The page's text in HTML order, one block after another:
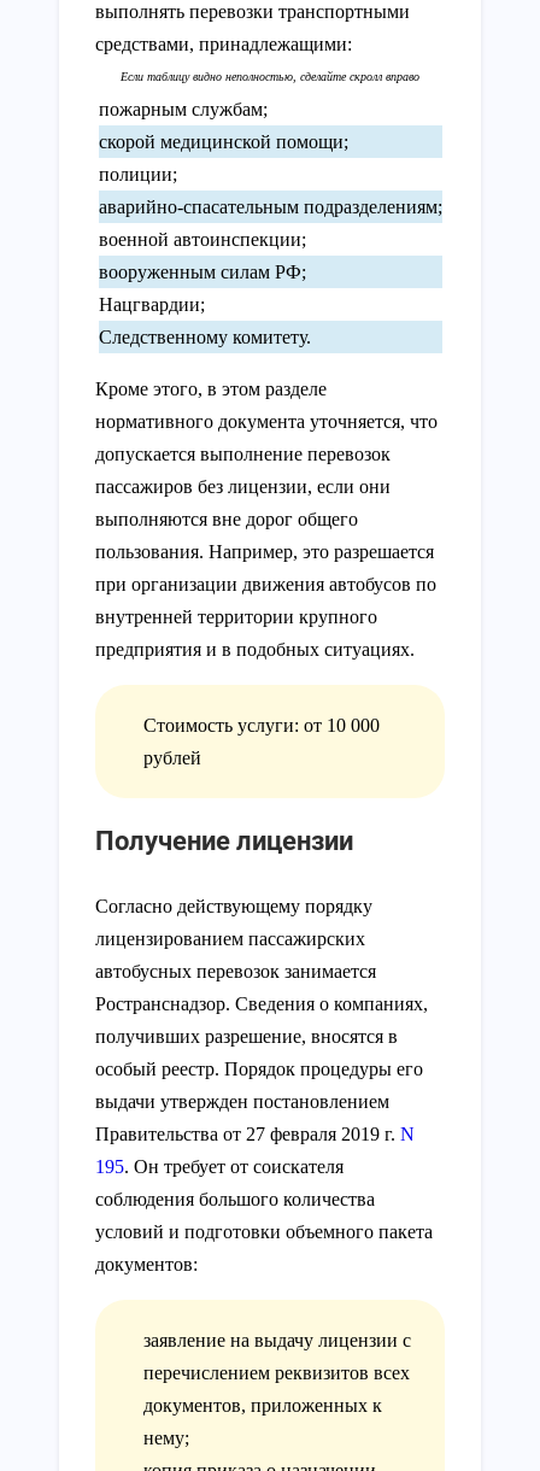
выполнять перевозки транспортными
средствами, принадлежащими:
пожарным службам;
скорой медицинской помощи;
полиции;
аварийно-спасательным подразделениям;
военной автоинспекции;
вооруженным силам РФ;
Нацгвардии;
Следственному комитету.
Кроме этого, в этом разделе
нормативного документа уточняется, что
допускается выполнение перевозок
пассажиров без лицензии, если они
выполняются вне дорог общего
пользования. Например, это разрешается
при организации движения автобусов по
внутренней территории крупного
предприятия и в подобных ситуациях.
Стоимость услуги: от 10 000
рублей
Получение лицензии
Согласно действующему порядку
лицензированием пассажирских
автобусных перевозок занимается
Ространснадзор. Сведения о компаниях,
получивших разрешение, вносятся в
особый реестр. Порядок процедуры его
выдачи утвержден постановлением
Правительства от 27 февраля 2019 г. N
195. Он требует от соискателя
соблюдения большого количества
условий и подготовки объемного пакета
документов:
заявление на выдачу лицензии с
перечислением реквизитов всех
документов, приложенных к
нему;